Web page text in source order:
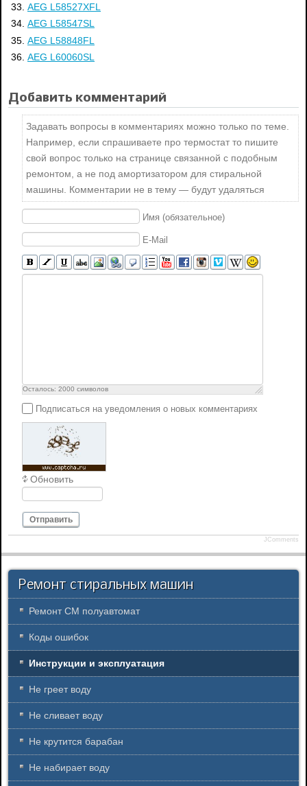
AEG L58527XFL
AEG L58547SL
AEG L58848FL
AEG L60060SL
Добавить комментарий
Задавать вопросы в комментариях можно только по теме.
Например, если спрашиваете про термостат то пишите
свой вопрос только на странице связанной с подобным
ремонтом, а не под амортизатором для стиральной
машины. Комментарии не в тему — будут удаляться
Имя (обязательное)
E-Mail
Осталось: 2000 символов
Подписаться на уведомления о новых комментариях
Обновить
Отправить
JComments
Ремонт стиральных машин
Ремонт СМ полуавтомат
Коды ошибок
Инструкции и эксплуатация
Не греет воду
Не сливает воду
Не крутится барабан
Не набирает воду